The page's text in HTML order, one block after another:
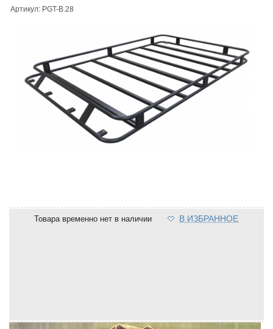
Артикул: PGT-B.28
Товара временно нет в наличии В ИЗБРАННОЕ